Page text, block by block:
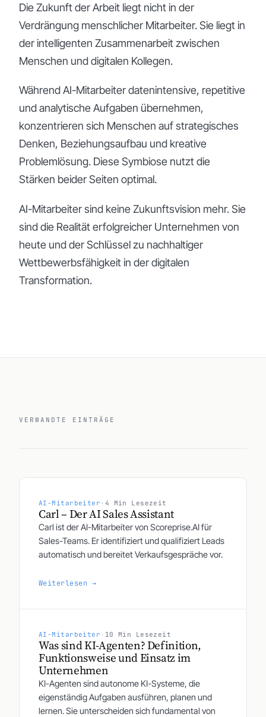
Die Zukunft der Arbeit liegt nicht in der
Verdrängung menschlicher Mitarbeiter. Sie liegt in
der intelligenten Zusammenarbeit zwischen
Menschen und digitalen Kollegen.
Während AI-Mitarbeiter datenintensive, repetitive
und analytische Aufgaben übernehmen,
konzentrieren sich Menschen auf strategisches
Denken, Beziehungsaufbau und kreative
Problemlösung. Diese Symbiose nutzt die
Stärken beider Seiten optimal.
AI-Mitarbeiter sind keine Zukunftsvision mehr. Sie
sind die Realität erfolgreicher Unternehmen von
heute und der Schlüssel zu nachhaltiger
Wettbewerbsfähigkeit in der digitalen
Transformation.
VERWANDTE EINTRÄGE
AI-Mitarbeiter · 4 Min Lesezeit
Carl – Der AI Sales Assistant
Carl ist der AI-Mitarbeiter von Scoreprise.AI für
Sales-Teams. Er identifiziert und qualifiziert Leads
automatisch und bereitet Verkaufsgespräche vor.
Weiterlesen →
AI-Mitarbeiter · 10 Min Lesezeit
Was sind KI-Agenten? Definition,
Funktionsweise und Einsatz im
Unternehmen
KI-Agenten sind autonome KI-Systeme, die
eigenständig Aufgaben ausführen, planen und
lernen. Sie unterscheiden sich fundamental von